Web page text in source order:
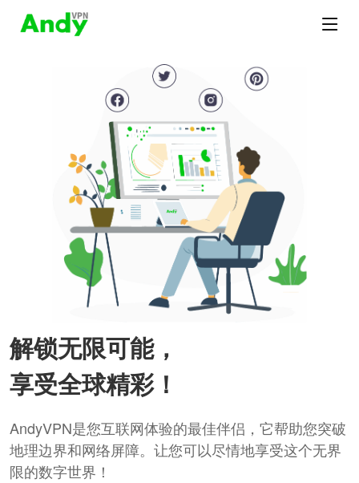
解锁无限可能，
享受全球精彩！
AndyVPN是您互联网体验的最佳伴侣，它帮助您突破
地理边界和网络屏障。让您可以尽情地享受这个无界
限的数字世界！